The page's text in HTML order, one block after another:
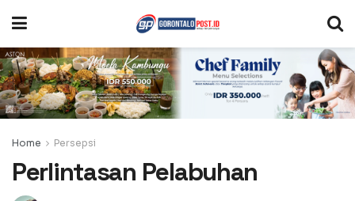
Home Persepsi
Perlintasan Pelabuhan